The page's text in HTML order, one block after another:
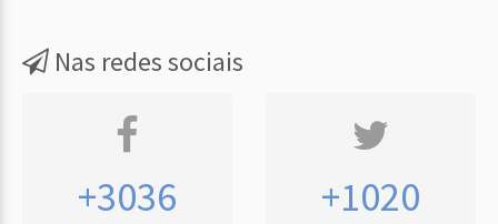
Nas redes sociais
+3036 +1020